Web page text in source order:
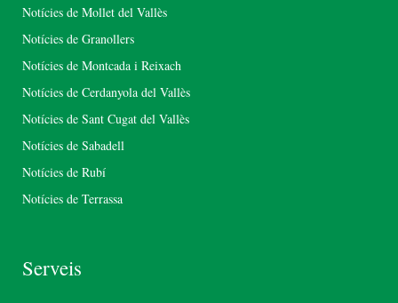
Notícies de Mollet del Vallès
Notícies de Granollers
Notícies de Montcada i Reixach
Notícies de Cerdanyola del Vallès
Notícies de Sant Cugat del Vallès
Notícies de Sabadell
Notícies de Rubí
Notícies de Terrassa
Serveis